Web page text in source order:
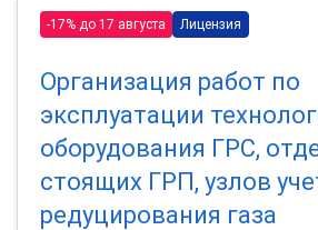
-17% до 17 августа Лицензия
Организация работ по
эксплуатации
оборудования ГРС,
стоящих ГРП, узлов
редуцирования газа